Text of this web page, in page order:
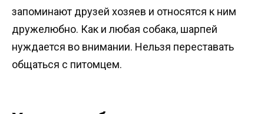
запоминают друзей хозяев и относятся к ним
дружелюбно. Как и любая собака, шарпей
нуждается во внимании. Нельзя переставать
общаться с питомцем.